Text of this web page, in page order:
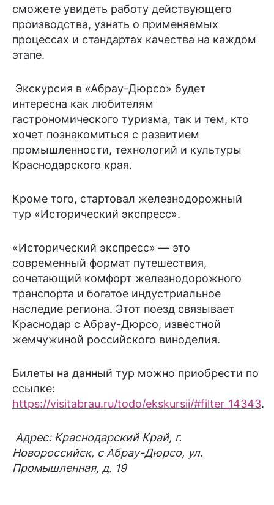
сможете увидеть работу действующего
производства, узнать о применяемых
процессах и стандартах качества на каждом
этапе.
Экскурсия в «Абрау-Дюрсо» будет
интересна как любителям
гастрономического туризма, так и тем, кто
хочет познакомиться с развитием
промышленности, технологий и культуры
Краснодарского края.
Кроме того, стартовал железнодорожный
тур «Исторический экспресс».
«Исторический экспресс» — это
современный формат путешествия,
сочетающий комфорт железнодорожного
транспорта и богатое индустриальное
наследие региона. Этот поезд связывает
Краснодар с Абрау-Дюрсо, известной
жемчужиной российского виноделия.
Билеты на данный тур можно приобрести по
ссылке:
https://visitabrau.ru/todo/ekskursii/#filter_14343.
Адрес: Краснодарский Край, г.
Новороссийск, с Абрау-Дюрсо, ул.
Промышленная, д. 19